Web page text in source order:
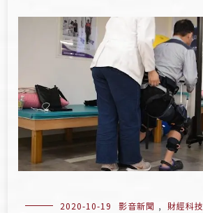
2020-10-19 影音新聞 , 財經科技